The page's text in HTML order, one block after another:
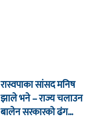
रास्वपाका सांसद मनिष
झाले भने – राज्य चलाउन
बालेन सरकारको ढंग